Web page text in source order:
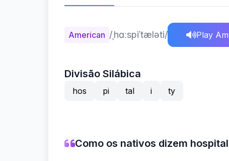
American /ˌhɑːspiˈtæləti/ Play
Divisão Silábica
hos pi tal i ty
Como os nativos dizem